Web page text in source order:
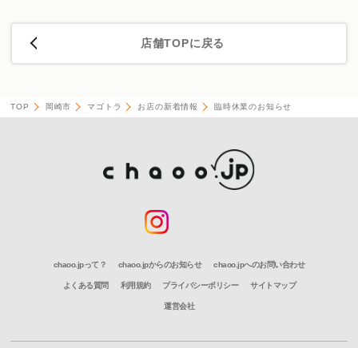
店舗TOPに戻る
TOP 岡崎市 マゴトラ お店の新着情報 臨時休業のお知らせ
chaoo.jpって？ chaoo.jpからのお知らせ chaoo.jpへのお問い合わせ
よくある質問 利用規約 プライバシーポリシー サイトマップ
運営会社